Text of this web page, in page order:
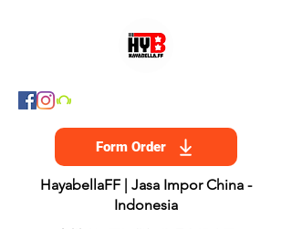
Form Order
HayabellaFF | Jasa Impor China -
Indonesia